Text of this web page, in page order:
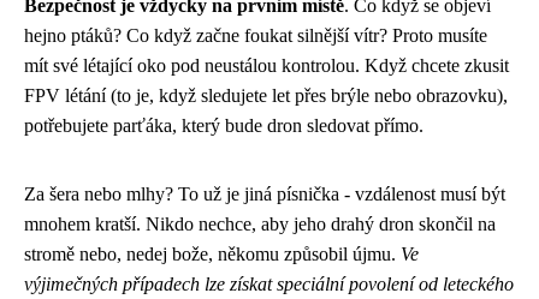
Bezpečnost je vždycky na prvním místě. Co když se objeví
hejno ptáků? Co když začne foukat silnější vítr? Proto musíte
mít své létající oko pod neustálou kontrolou. Když chcete zkusit
FPV létání (to je, když sledujete let přes brýle nebo obrazovku),
potřebujete parťáka, který bude dron sledovat přímo.
Za šera nebo mlhy? To už je jiná písnička - vzdálenost musí být
mnohem kratší. Nikdo nechce, aby jeho drahý dron skončil na
stromě nebo, nedej bože, někomu způsobil újmu. Ve
výjimečných případech lze získat speciální povolení od leteckého